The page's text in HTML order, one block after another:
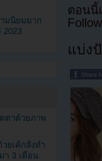
ตอนนี้
แบ่ง
มนิยมมาก
2023
ตาด้วยภาพ
ยเค้กสั่งทำ
า 3 เดือน